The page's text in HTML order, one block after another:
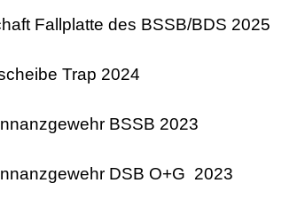
Fallplatte des BSSB/BDS 2025
Trap 2024
BSSB 2023
DSB O+G 2023